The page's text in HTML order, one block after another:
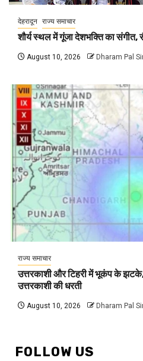
देहरादून राज्य समाचार
शौर्य स्थल में गूंजा देशभक्ति का संगीत,
August 10, 2026 Dharam Pal
राज्य समाचार
उत्तरकाशी और टिहरी में भूकंप के
उत्तरकाशी की धरती
August 10, 2026 Dharam Pal
FOLLOW US